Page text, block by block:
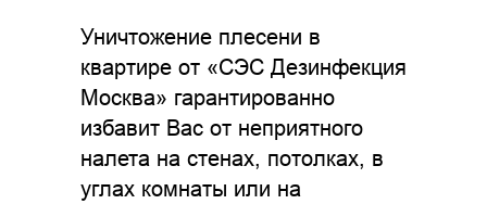
Уничтожение плесени в
квартире от «СЭС Дезинфекция
Москва» гарантированно
избавит Вас от неприятного
налета на стенах, потолках, в
углах комнаты или на